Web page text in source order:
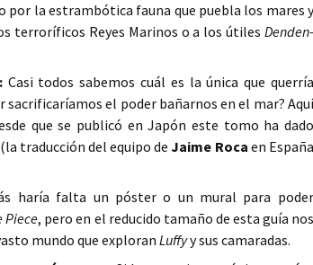
por la estrambótica fauna que puebla los mares y
terroríficos Reyes Marinos o a los útiles Denden-
Casi todos sabemos cuál es la única que querría
sacrificaríamos el poder bañarnos en el mar? Aquí
que se publicó en Japón este tomo ha dado
(la traducción del equipo deJaime Roca en España
haría falta un póster o un mural para poder
Piece, pero en el reducido tamaño de esta guía nos
mundo que exploran Luffyy sus camaradas.